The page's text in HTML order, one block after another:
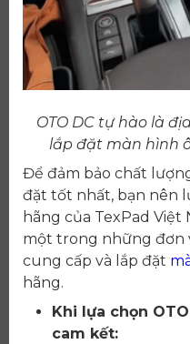
OTO DC tự hào là
lắp đặt màn hình
Để đảm bảo chất
đặt tốt nhất, bạn nên
hãng của TexPad Việt
một trong những đơn
cung cấp và lắp đặt
hãng.
Khi lựa chọn
cam kết: